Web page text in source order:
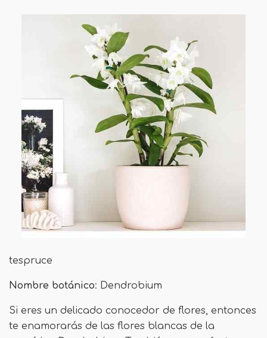
tespruce
Nombre botánico: Dendrobium
Si eres un delicado conocedor de flores, entonces
te enamorarás de las flores blancas de la